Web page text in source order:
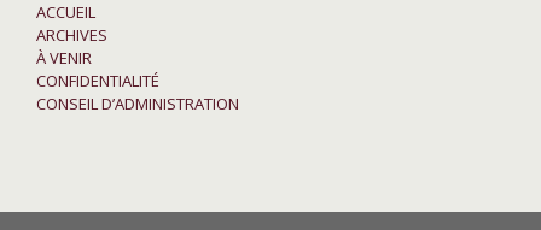
ACCUEIL
ARCHIVES
À VENIR
CONFIDENTIALITÉ
CONSEIL D’ADMINISTRATION